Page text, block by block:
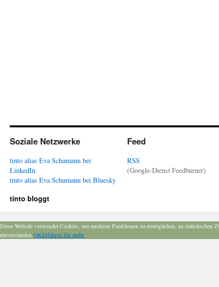
Soziale Netzwerke
tinto alias Eva Schumann bei
LinkedIn
tinto alias Eva Schumann bei Bluesky
Feed
RSS
(Google-Dienst Feedburner)
tinto bloggt
Diese Website verwendet Cookies, um moderne Funktionen zu ermöglichen, zu
einverstanden.OKErfahren Sie mehr.